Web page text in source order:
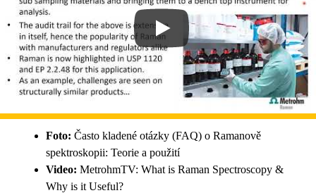
Foto: Často kladené otázky (FAQ) o Ramanově
spektroskopii: Teorie a použití
Video: MetrohmTV: What is Raman Spectroscopy &
Why is it Useful?